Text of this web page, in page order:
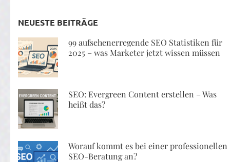
NEUESTE BEITRÄGE
99 aufsehenerregende SEO Statistiken für
2025 – was Marketer jetzt wissen müssen
SEO: Evergreen Content erstellen – Was
heißt das?
Worauf kommt es bei einer professionellen
SEO-Beratung an?